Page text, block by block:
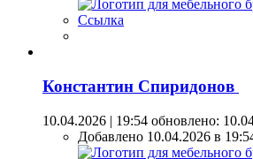
Ссылка
Константин Спиридонов
10.04.2026 | 19:54 обновлено:
Добавлено 10.04.2026 в